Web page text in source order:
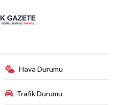
Hava Durumu
Trafik Durumu